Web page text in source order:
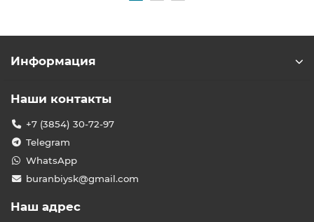
Информация
Наши контакты
+7 (3854) 30-72-97
Telegram
WhatsApp
buranbiysk@gmail.com
Наш адрес